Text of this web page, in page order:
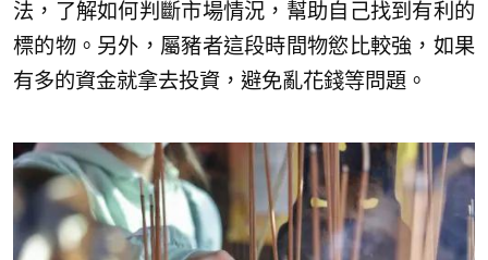
法，了解如何判斷市場情況，幫助自己找到有利的
標的物。另外，屬豬者這段時間物慾比較強，如果
有多的資金就拿去投資，避免亂花錢等問題。